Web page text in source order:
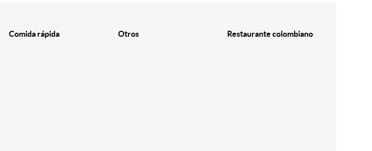
Comida rápida Otros Restaurante colombiano